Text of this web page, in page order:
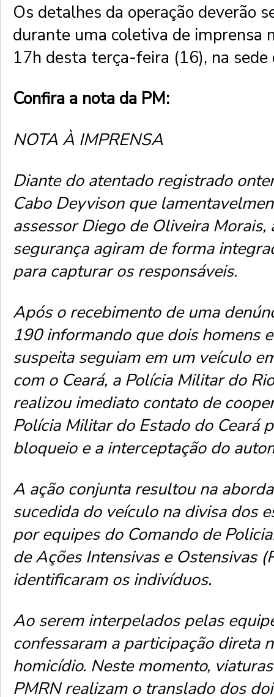
Os detalhes da operação deverão
durante uma coletiva de imprensa
17h desta terça-feira (16), na sede
Confira a nota da PM:
NOTA À IMPRENSA
​Diante do atentado registrado
Cabo Deyvison que
assessor Diego de Oliveira Morais,
segurança agiram de forma
para capturar os responsáveis.
Após o recebimento de uma
190 informando que dois homens
suspeita seguiam em um veículo
com o Ceará, a Polícia Militar do
realizou imediato contato de
Polícia Militar do Estado do Ceará
bloqueio e a interceptação do
​A ação conjunta resultou na
sucedida do veículo na divisa dos
por equipes do Comando de
de Ações Intensivas e Ostensivas
identificaram os indivíduos.
Ao serem interpelados pelas
confessaram a participação direta
homicídio. Neste momento,
PMRN realizam o translado dos